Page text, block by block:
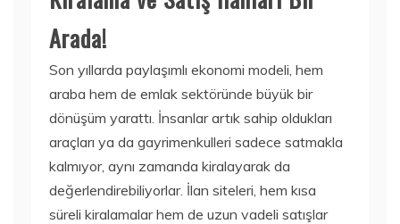
Arada!
Son yıllarda paylaşımlı ekonomi modeli, hem
araba hem de emlak sektöründe büyük bir
dönüşüm yarattı. İnsanlar artık sahip oldukları
araçları ya da gayrimenkulleri sadece satmakla
kalmıyor, aynı zamanda kiralayarak da
değerlendirebiliyorlar. İlan siteleri, hem kısa
süreli kiralamalar hem de uzun vadeli satışlar